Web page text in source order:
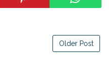
Older Post